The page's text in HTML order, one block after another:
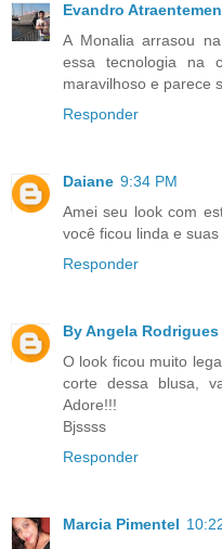
Evandro
A Monalia arrasou
essa tecnologia na
maravilhoso e parece
Responder
Daiane 9:34 PM
Amei seu look com
você ficou linda e
Responder
By Angela Rodrigues
O look ficou muito
corte dessa blusa,
Adore!!!
Bjssss
Responder
Marcia Pimentel